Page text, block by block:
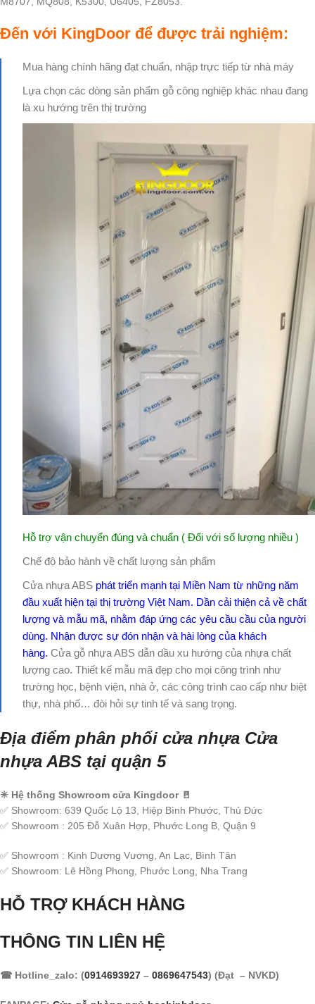
Đến với KingDoor để được trải nghiệm:
Mua hàng chính hãng đạt chuẩn, nhập trực tiếp từ nhà máy
Lựa chọn các dòng sản phẩm gỗ công nghiệp khác nhau đang
là xu hướng trên thị trường
Hỗ trợ vận chuyển đúng và chuẩn ( Đối với số lượng nhiều )
Chế độ bảo hành về chất lượng sản phẩm
Cửa nhựa ABS phát triển mạnh tại Miền Nam từ những năm
đầu xuất hiện tại thị trường Việt Nam. Dần cải thiện cả về chất
lượng và mẫu mã, nhằm đáp ứng các yêu cầu cầu của người
dùng. Nhận được sự đón nhận và hài lòng của khách
hàng. Cửa gỗ nhựa ABS dẫn dầu xu hướng của nhựa chất
lượng cao. Thiết kế mẫu mã đẹp cho mọi công trình như
trường học, bệnh viện, nhà ở, các công trình cao cấp như biệt
thự, nhà phố… đòi hỏi sự tinh tế và sang trọng.
Địa điểm phân phối cửa nhựa Cửa
nhựa ABS tại quận 5
✳ Hệ thống Showroom cửa Kingdoor 🚪
✅ Showroom: 639 Quốc Lộ 13, Hiệp Bình Phước, Thủ Đức
✅ Showroom : 205 Đỗ Xuân Hợp, Phước Long B, Quận 9
✅ Showroom : Kinh Dương Vương, An Lạc, Bình Tân
✅ Showroom: Lê Hồng Phong, Phước Long, Nha Trang
HỖ TRỢ KHÁCH HÀNG
THÔNG TIN LIÊN HỆ
☎ Hotline_zalo: (0914693927 – 0869647543) (Đạt – NVKD)